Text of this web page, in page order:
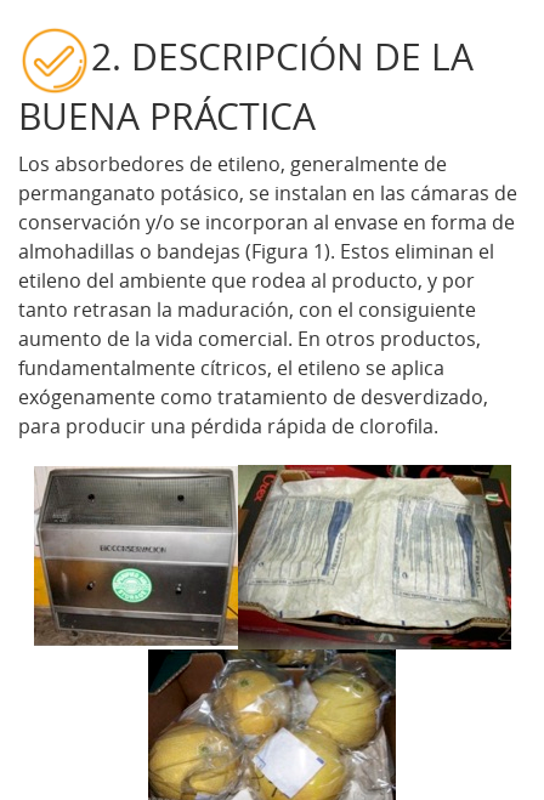
2. DESCRIPCIÓN DE LA
BUENA PRÁCTICA
Los absorbedores de etileno, generalmente de
permanganato potásico, se instalan en las cámaras de
conservación y/o se incorporan al envase en forma de
almohadillas o bandejas (Figura 1). Estos eliminan el
etileno del ambiente que rodea al producto, y por
tanto retrasan la maduración, con el consiguiente
aumento de la vida comercial. En otros productos,
fundamentalmente cítricos, el etileno se aplica
exógenamente como tratamiento de desverdizado,
para producir una pérdida rápida de clorofila.